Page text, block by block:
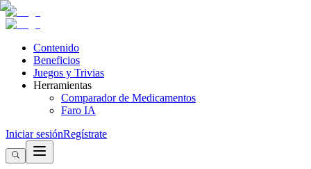
Contenido
Beneficios
Juegos y Trivias
Herramientas
Comparador de Medicamentos
Faro IA
Iniciar sesiónRegístrate